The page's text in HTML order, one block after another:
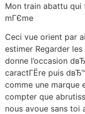
Mon train abattu
mГЄme
Ceci vue orient par
estimer Regarder
donne l’occasion
caractГЁre puis
comme une marque
compter que
nous avoue sans toi